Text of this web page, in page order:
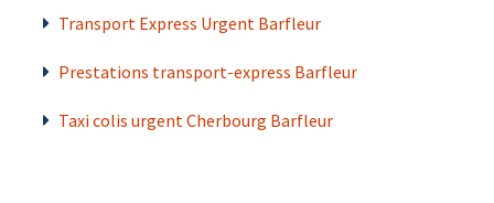
Transport Express Urgent Barfleur
Prestations transport-express Barfleur
Taxi colis urgent Cherbourg Barfleur